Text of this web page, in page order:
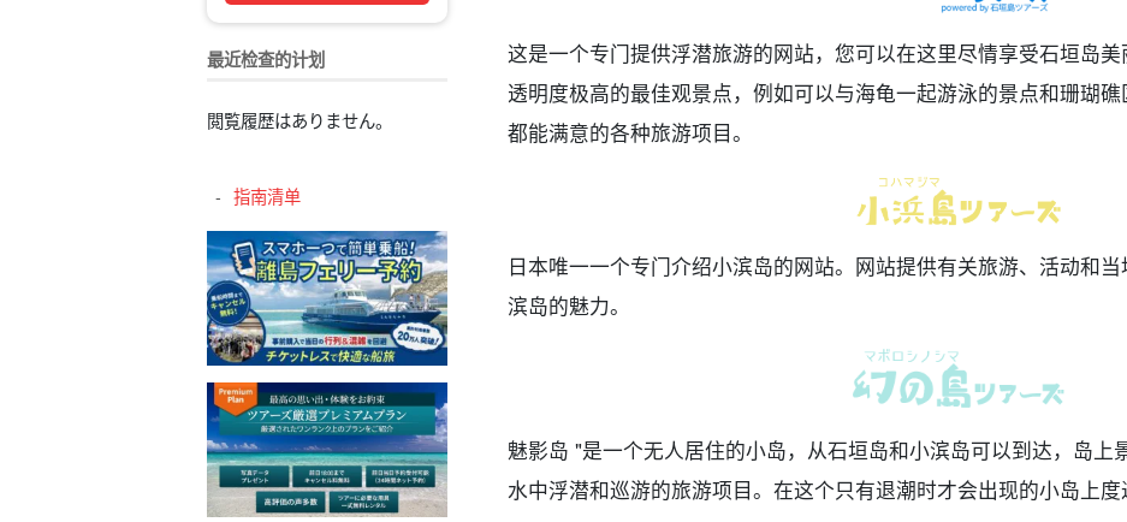
最近检查的计划
閲覧履歴はありません。
指南清单
这是一个专门提供浮潜旅游的网站，您可以在这里尽情享受石垣岛
透明度极高的最佳观景点，例如可以与海龟一起游泳的景点和珊瑚
都能满意的各种旅游项目。
日本唯一一个专门介绍小滨岛的网站。网站提供有关旅游、活动和
滨岛的魅力。
魅影岛 "是一个无人居住的小岛，从石垣岛和小滨岛可以到达，岛上
水中浮潜和巡游的旅游项目。在这个只有退潮时才会出现的小岛上度